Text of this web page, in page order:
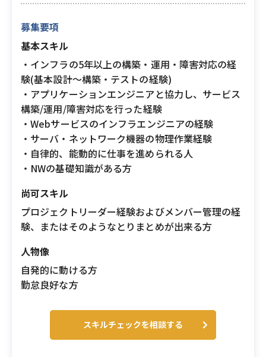
募集要項
基本スキル
・インフラの5年以上の構築・運用・障害対応の経
験(基本設計〜構築・テストの経験)
・アプリケーションエンジニアと協力し、サービス
構築/運用/障害対応を行った経験
・Webサービスのインフラエンジニアの経験
・サーバ・ネットワーク機器の物理作業経験
・自律的、能動的に仕事を進められる人
・NWの基礎知識がある方
尚可スキル
プロジェクトリーダー経験およびメンバー管理の経
験、またはそのようなとりまとめが出来る方
人物像
自発的に動ける方
勤怠良好な方
スキルチェックを相談する